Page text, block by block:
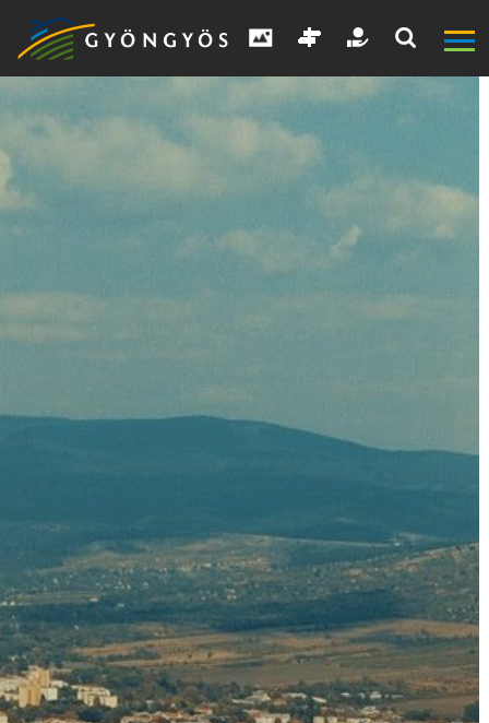
A
VÁROS
KIEMELT
ÉRTÉKTÁRA
VÁROSUNKRÓL
LAKOSSÁGI
INFORMÁCIÓK